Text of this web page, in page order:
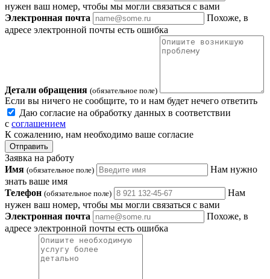
нужен ваш номер, чтобы мы могли связаться с вами
Электронная почта
Похоже, в
адресе электронной почты есть ошибка
Детали обращения (обязательное поле)
Если вы ничего не сообщите, то и нам будет нечего ответить
Даю согласие на обработку данных в соответствии
с соглашением
К сожалению, нам необходимо ваше согласие
Отправить
Заявка на работу
Имя (обязательное поле)
Нам нужно
знать ваше имя
Телефон (обязательное поле)
Нам
нужен ваш номер, чтобы мы могли связаться с вами
Электронная почта
Похоже, в
адресе электронной почты есть ошибка